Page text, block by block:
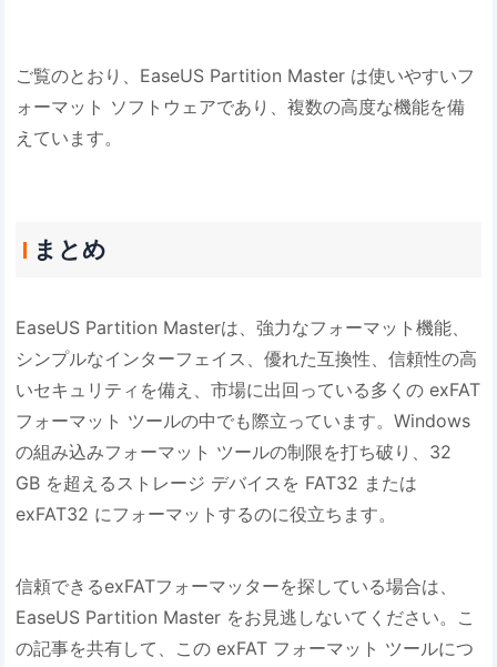
ご覧のとおり、EaseUS Partition Master は使いやすいフ
ォーマット ソフトウェアであり、複数の高度な機能を備
えています。
まとめ
EaseUS Partition Masterは、強力なフォーマット機能、
シンプルなインターフェイス、優れた互換性、信頼性の高
いセキュリティを備え、市場に出回っている多くの exFAT
フォーマット ツールの中でも際立っています。Windows
の組み込みフォーマット ツールの制限を打ち破り、32
GB を超えるストレージ デバイスを FAT32 または
exFAT32 にフォーマットするのに役立ちます。
信頼できるexFATフォーマッターを探している場合は、
EaseUS Partition Master をお見逃しないてください。こ
の記事を共有して、この exFAT フォーマット ツールにつ